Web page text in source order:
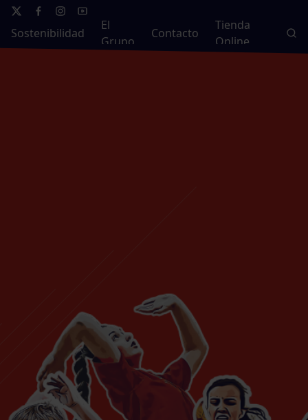
Sostenibilidad
El
Grupo
Contacto
Tienda
Online